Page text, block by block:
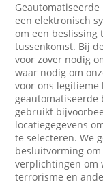
een elektronisch
om een beslissing
tussenkomst. Bij
voor zover nodig
waar nodig om
voor ons legitieme
geautomatiseerde
gebruikt
locatiegegevens
te selecteren. We
besluitvorming
verplichtingen om
terrorisme en